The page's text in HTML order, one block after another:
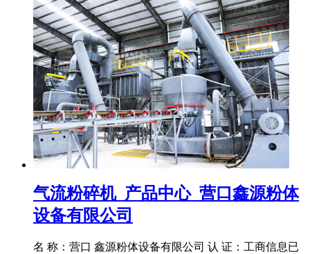
气流粉碎机_产品中心_营口鑫源粉体
设备有限公司
名 称：营口 鑫源粉体设备有限公司 认 证：工商信息已